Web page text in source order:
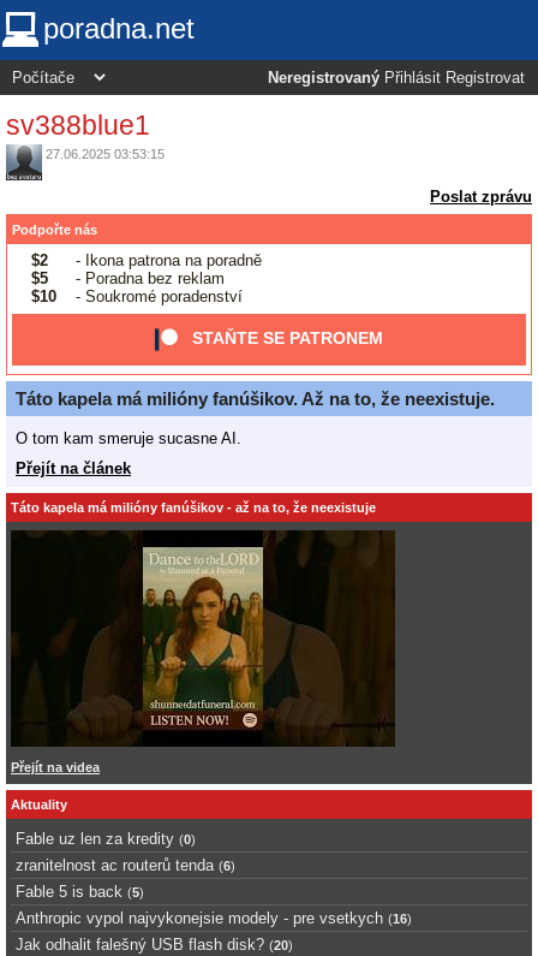
poradna.net
Neregistrovaný Přihlásit Registrovat
sv388blue1
27.06.2025 03:53:15
Poslat zprávu
Podpořte nás
$2
- Ikona patrona na poradně
$5
- Poradna bez reklam
$10
- Soukromé poradenství
STAŇTE SE PATRONEM
Táto kapela má milióny fanúšikov. Až na to, že neexistuje.
O tom kam smeruje sucasne AI.
Přejít na článek
Táto kapela má milióny fanúšikov - až na to, že neexistuje
Přejít na videa
Aktuality
Fable uz len za kredity (0)
zranitelnost ac routerů tenda (6)
Fable 5 is back (5)
Anthropic vypol najvykonejsie modely - pre vsetkych (16)
Jak odhalit falešný USB flash disk? (20)